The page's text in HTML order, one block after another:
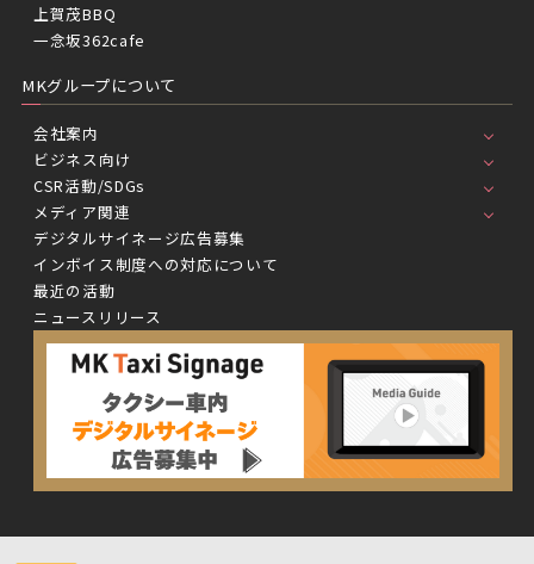
上賀茂BBQ
一念坂362cafe
MKグループについて
会社案内
ビジネス向け
CSR活動/SDGs
メディア関連
デジタルサイネージ広告募集
インボイス制度への対応について
最近の活動
ニュースリリース